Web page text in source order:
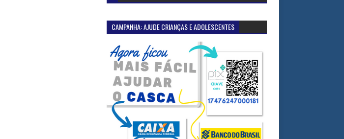
CAMPANHA: AJUDE CRIANÇAS E ADOLESCENTES